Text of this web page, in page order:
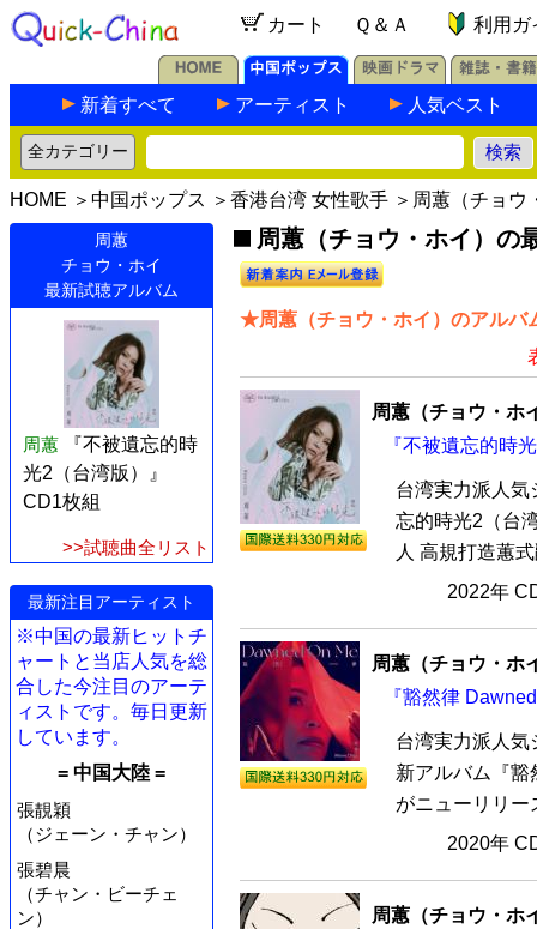
カート Ｑ＆Ａ 利用ガ
新着すべて アーティスト 人気ベスト
HOME ＞ 中国ポップス ＞ 香港台湾 女性歌手 ＞周蕙（チョウ
周蕙
チョウ・ホイ
最新試聴アルバム
周蕙
『不被遺忘的時
光2（台湾版）』
CD1枚組
>>試聴曲全リスト
最新注目アーティスト
※中国の最新ヒットチ
ャートと当店人気を総
合した今注目のアーテ
ィストです。毎日更新
しています。
= 中国大陸 =
張靚穎
（ジェーン・チャン）
張碧晨
（チャン・ビーチェ
ン）
周蕙（チョウ・ホイ）の
★周蕙（チョウ・ホイ）のアルバ
周蕙（チョウ・ホ
『不被遺忘的時
台湾実力派人気
忘的時光2（台
人 高規打造蕙
2022年
周蕙（チョウ・ホ
『豁然律
台湾実力派人気
新アルバム『
がニューリリー
2020年
周蕙（チョウ・ホ